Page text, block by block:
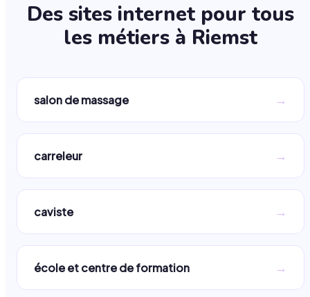
Des sites internet pour tous
les métiers à Riemst
salon de massage →
carreleur →
caviste →
école et centre de formation →